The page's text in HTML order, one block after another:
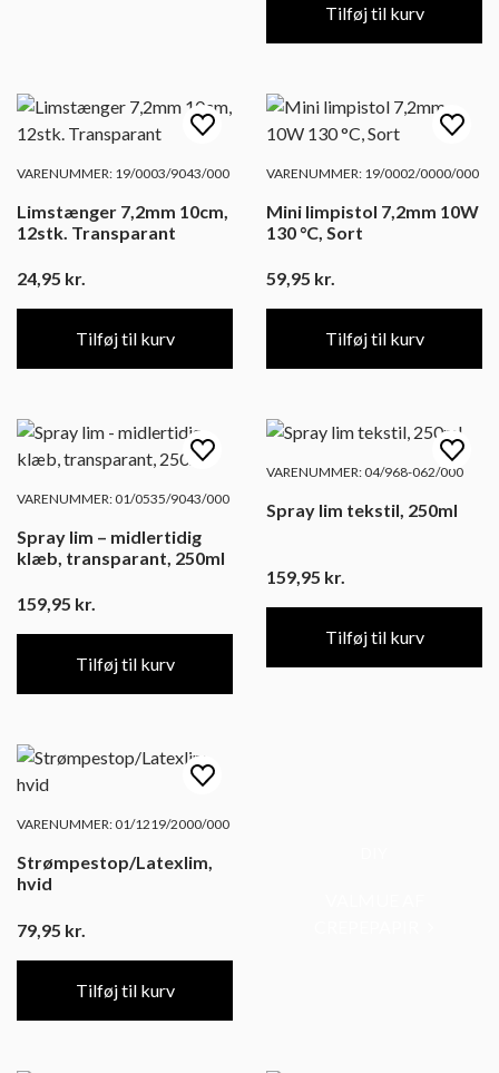
Tilføj til kurv
VARENUMMER: 19/0003/9043/000
Limstænger 7,2mm 10cm,
12stk. Transparant
24,95 kr.
Tilføj til kurv
VARENUMMER: 19/0002/0000/000
Mini limpistol 7,2mm 10W
130 °C, Sort
59,95 kr.
Tilføj til kurv
VARENUMMER: 01/0535/9043/000
Spray lim – midlertidig
klæb, transparant, 250ml
159,95 kr.
Tilføj til kurv
VARENUMMER: 04/968-062/000
Spray lim tekstil, 250ml
159,95 kr.
Tilføj til kurv
VARENUMMER: 01/1219/2000/000
Strømpestop/Latexlim,
hvid
79,95 kr.
Tilføj til kurv